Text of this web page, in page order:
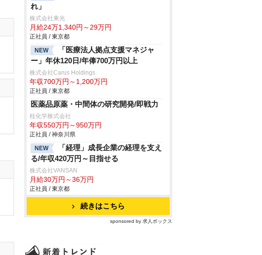
れ」
株式会社東光
月給24万1,340円～29万円
正社員 / 東京都
NEW
「医療法人拠点支援マネジャ
ー」年休120日/年俸700万円以上
株式会社Carus Holdings
年収700万円～1,200万円
正社員 / 東京都
医薬品原薬・中間体の研究開発/即戦力
桂化学株式会社
年収550万円～950万円
正社員 / 神奈川県
NEW
「経理」成長企業の経理を支え
る/年収420万円～目指せる
株式会社VANSAN
月給30万円～36万円
正社員 / 東京都
続きはこちら
sponsored by 求人ボックス